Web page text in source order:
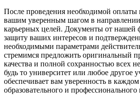
После проведения необходимой
вашим уверенным шагом в
карьерных целей. Документы от нашей
защиту ваших интересов и
необходимыми параметрами
стремимся предложить оригинальный
качества и полной сохранностью всех
будь то университет или любое другое
обеспечивает вам уверенность в
образовательного и профессионального